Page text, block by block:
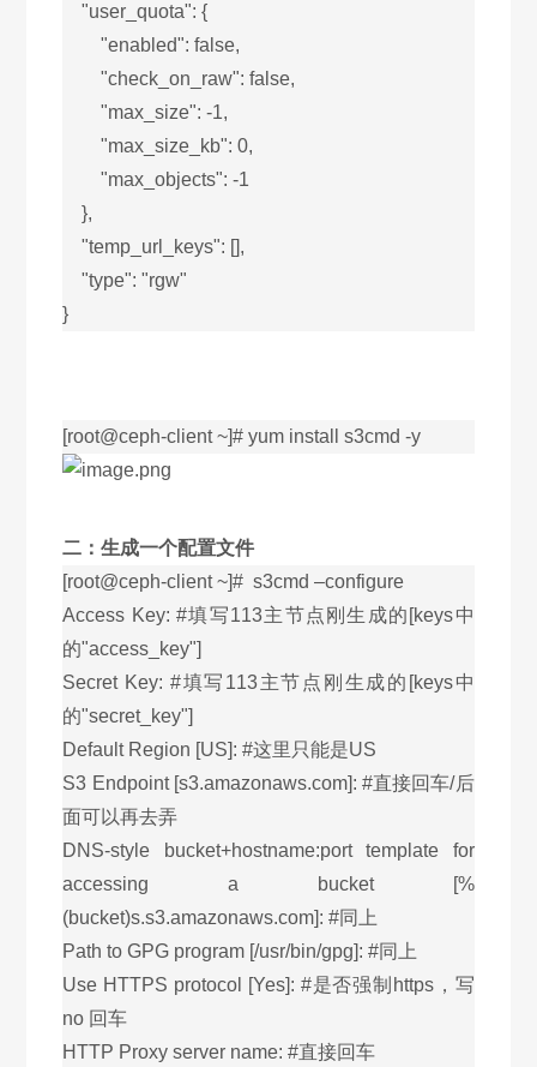
"user_quota": {
"enabled": false,
"check_on_raw": false,
"max_size": -1,
"max_size_kb": 0,
"max_objects": -1
},
"temp_url_keys": [],
"type": "rgw"
}
[root@ceph-client ~]# yum install s3cmd -y
二：生成一个配置文件
[root@ceph-client ~]# s3cmd –configure
Access Key: #填写113主节点刚生成的[keys中
的"access_key"]
Secret Key: #填写113主节点刚生成的[keys中
的"secret_key"]
Default Region [US]: #这里只能是US
S3 Endpoint [s3.amazonaws.com]: #直接回车/后
面可以再去弄
DNS-style bucket+hostname:port template for
accessing a bucket [%
(bucket)s.s3.amazonaws.com]: #同上
Path to GPG program [/usr/bin/gpg]: #同上
Use HTTPS protocol [Yes]: #是否强制https，写
no 回车
HTTP Proxy server name: #直接回车